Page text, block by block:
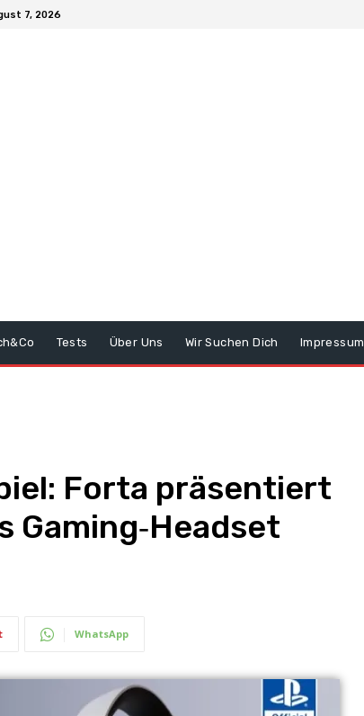
7, 2026
Tests Über Uns Wir Suchen Dich Impressum
Forta präsentiert
Gaming‑Headset
WhatsApp